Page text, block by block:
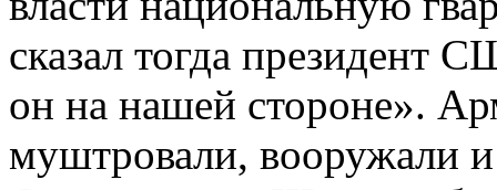
сказал тогда президент
он на нашей стороне».
муштровали, вооружали